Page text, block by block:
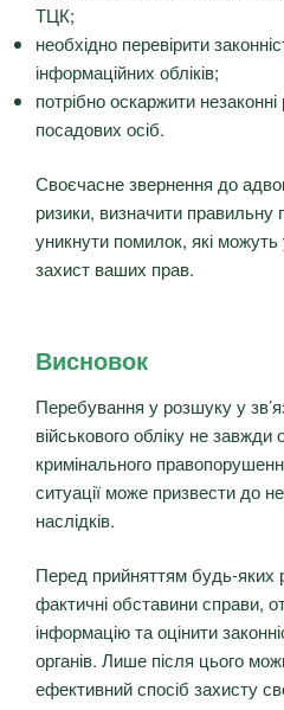
ТЦК;
необхідно перевірити
інформаційних обліків;
потрібно оскаржити незаконні
посадових осіб.
Своєчасне звернення до
ризики, визначити правильну
уникнути помилок, які
захист ваших прав.
Висновок
Перебування у розшуку у
військового обліку не завжди
кримінального
ситуації може призвести до
наслідків.
Перед прийняттям будь-яких
фактичні обставини справи,
інформацію та оцінити
органів. Лише після цього
ефективний спосіб захисту